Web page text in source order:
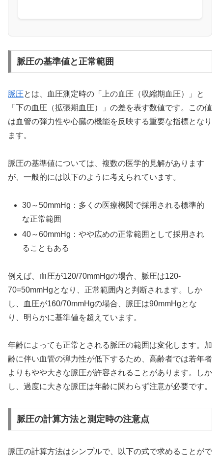
脈圧の基準値と正常範囲
脈圧とは、血圧測定時の「上の血圧（収縮期血圧）」と
「下の血圧（拡張期血圧）」の差を表す数値です。この値
は血管の弾力性や心臓の機能を反映する重要な指標となり
ます。
脈圧の基準値については、複数の医学的見解があります
が、一般的には以下のように考えられています。
30～50mmHg：多くの医療機関で採用される標準的
な正常範囲
40～60mmHg：やや広めの正常範囲として採用され
ることもある
例えば、血圧が120/70mmHgの場合、脈圧は120-
70=50mmHgとなり、正常範囲内と判断されます。しか
し、血圧が160/70mmHgの場合、脈圧は90mmHgとな
り、明らかに基準値を超えています。
年齢によっても正常とされる脈圧の範囲は変化します。加
齢に伴い血管の弾力性が低下するため、高齢者では若年者
よりもやや大きな脈圧が許容されることがあります。しか
し、過度に大きな脈圧は年齢に関わらず注意が必要です。
脈圧の計算方法と測定時の注意点
脈圧の計算方法はシンプルで、以下の式で求めることがで